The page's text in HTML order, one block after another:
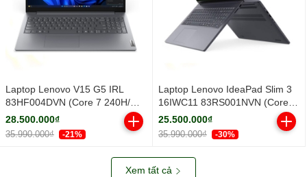
Laptop Lenovo V15 G5 IRL
83HF004DVN (Core 7 240H/
16GB/ 512GB SSD/ 15.6 inch
FHD/ Win11/ Grey/ 2Y)
28.500.000₫
35.990.000₫ -21%
Laptop Lenovo IdeaPad Slim 3
16IWC11 83RS001NVN (Core 5
320H/ 16GB/ 512GB SSD/ 16
inch WUXGA/ Win11/ Grey/ Vỏ
nhôm/ 2Y)
25.500.000₫
35.990.000₫ -30%
Xem tất cả